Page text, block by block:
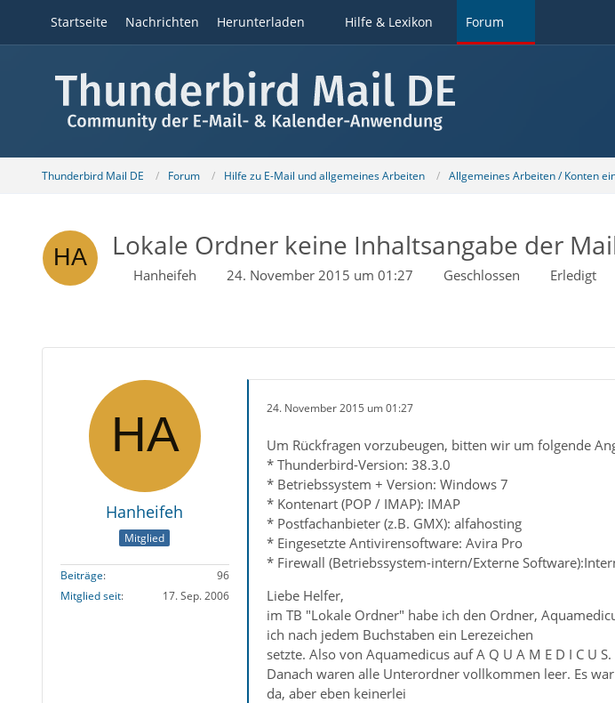
Startseite Nachrichten Herunterladen Hilfe & Lexikon Forum
Thunderbird Mail DE Forum Hilfe zu E-Mail und allgemeines Arbeiten Allgemeines Arbeiten / Konten
Lokale Ordner keine Inhaltsangabe der
Hanheifeh 24. November 2015 um 01:27 Geschlossen Erledigt
Hanheifeh
Mitglied
Beiträge
96
Mitglied seit
17. Sep. 2006
24. November 2015 um 01:27
Um Rückfragen vorzubeugen, bitten wir um folgende
* Thunderbird-Version: 38.3.0
* Betriebssystem + Version: Windows 7
* Kontenart (POP / IMAP): IMAP
* Postfachanbieter (z.B. GMX): alfahosting
* Eingesetzte Antivirensoftware: Avira Pro
* Firewall (Betriebssystem-intern/Externe
Liebe Helfer,
im TB "Lokale Ordner" habe ich den Ordner,
ich nach jedem Buchstaben ein Lerezeichen
setzte. Also von Aquamedicus auf A Q U A M E D I C U S.
Danach waren alle Unterordner vollkommen leer. Es
da, aber eben keinerlei